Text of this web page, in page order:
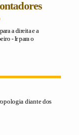
a direita e a
-Ir para o
diante dos